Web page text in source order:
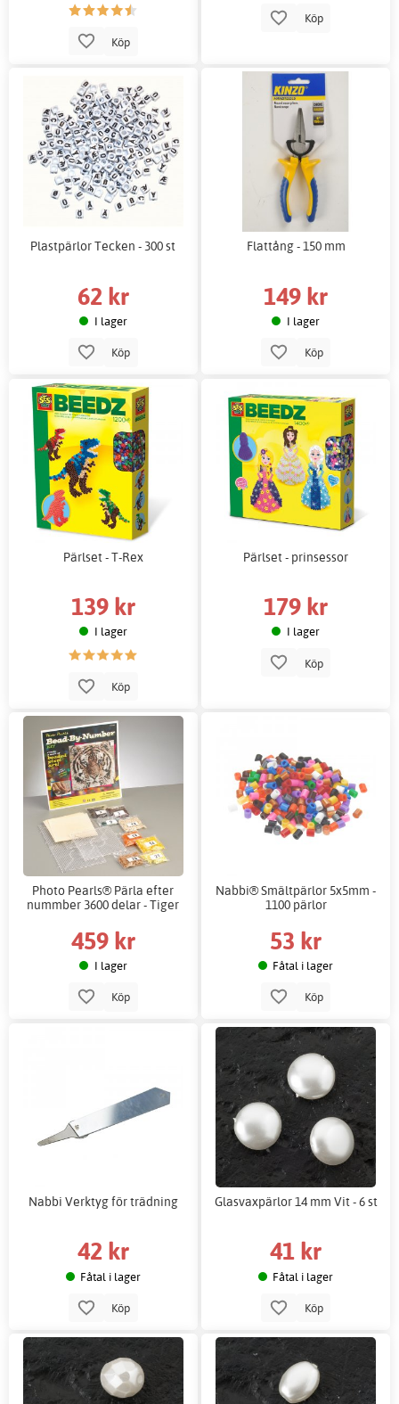
Köp
Köp
Plastpärlor Tecken - 300 st
62 kr
I lager
Köp
Flattång - 150 mm
149 kr
I lager
Köp
Pärlset - T-Rex
139 kr
I lager
Köp
Pärlset - prinsessor
179 kr
I lager
Köp
Photo Pearls® Pärla efter
nummber 3600 delar - Tiger
459 kr
I lager
Köp
Nabbi® Smältpärlor 5x5mm -
1100 pärlor
53 kr
Fåtal i lager
Köp
Nabbi Verktyg för trädning
42 kr
Fåtal i lager
Köp
Glasvaxpärlor 14 mm Vit - 6 st
41 kr
Fåtal i lager
Köp